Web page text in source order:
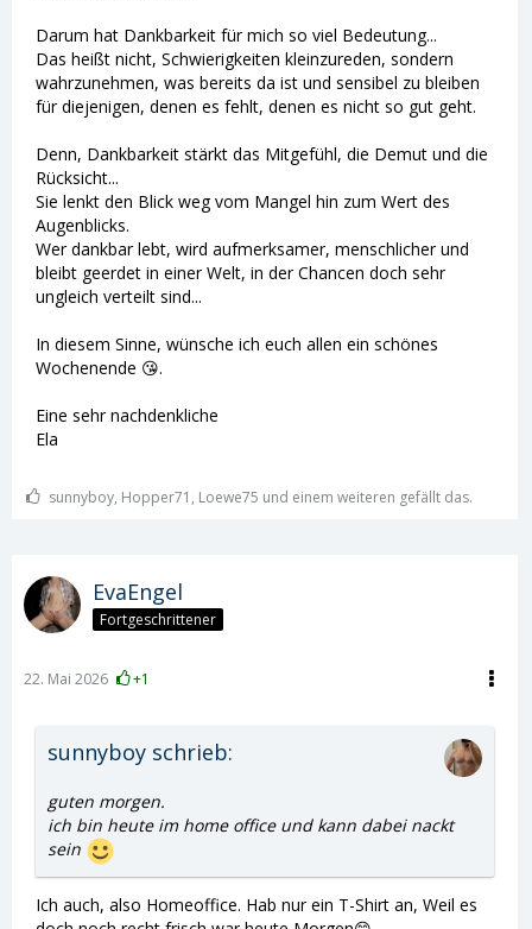
Darum hat Dankbarkeit für mich so viel Bedeutung...
Das heißt nicht, Schwierigkeiten kleinzureden, sondern
wahrzunehmen, was bereits da ist und sensibel zu bleiben
für diejenigen, denen es fehlt, denen es nicht so gut geht.
Denn, Dankbarkeit stärkt das Mitgefühl, die Demut und die
Rücksicht...
Sie lenkt den Blick weg vom Mangel hin zum Wert des
Augenblicks.
Wer dankbar lebt, wird aufmerksamer, menschlicher und
bleibt geerdet in einer Welt, in der Chancen doch sehr
ungleich verteilt sind...
In diesem Sinne, wünsche ich euch allen ein schönes
Wochenende 😘.
Eine sehr nachdenkliche
Ela
sunnyboy, Hopper71, Loewe75 und einem weiteren gefällt das.
EvaEngel
Fortgeschrittener
22. Mai 2026 +1
sunnyboy schrieb:
guten morgen.
ich bin heute im home office und kann dabei nackt
sein
Ich auch, also Homeoffice. Hab nur ein T-Shirt an, Weil es